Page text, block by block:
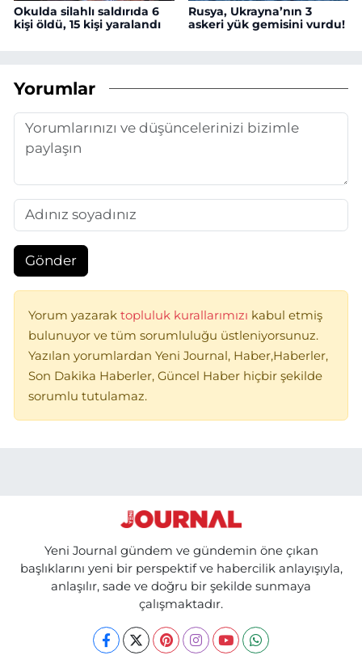
Okulda silahlı saldırıda 6
kişi öldü, 15 kişi yaralandı
Rusya, Ukrayna’nın 3
askeri yük gemisini vurdu!
Yorumlar
Gönder
Yorum yazarak topluluk kurallarımızı kabul etmiş
bulunuyor ve tüm sorumluluğu üstleniyorsunuz.
Yazılan yorumlardan Yeni Journal, Haber,Haberler,
Son Dakika Haberler, Güncel Haber hiçbir şekilde
sorumlu tutulamaz.
Yeni Journal gündem ve gündemin öne çıkan
başlıklarını yeni bir perspektif ve habercilik anlayışıyla,
anlaşılır, sade ve doğru bir şekilde sunmaya
çalışmaktadır.